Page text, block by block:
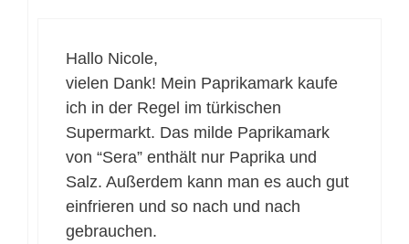
Hallo Nicole,
vielen Dank! Mein Paprikamark kaufe
ich in der Regel im türkischen
Supermarkt. Das milde Paprikamark
von “Sera” enthält nur Paprika und
Salz. Außerdem kann man es auch gut
einfrieren und so nach und nach
gebrauchen.